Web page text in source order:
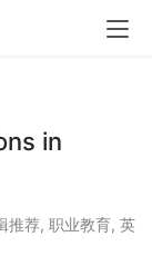
in
推荐, 职业教育, 英